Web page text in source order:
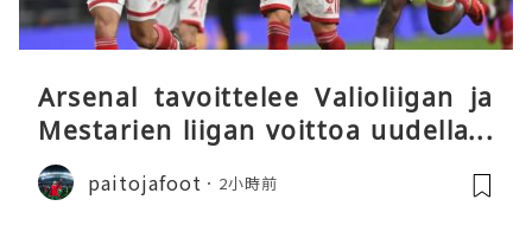
Arsenal tavoittelee Valioliigan ja
Mestarien liigan voittoa uudella k
audella
paitojafoot 2小時前